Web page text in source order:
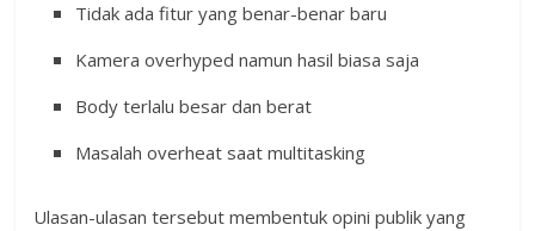
Tidak ada fitur yang benar-benar baru
Kamera overhyped namun hasil biasa saja
Body terlalu besar dan berat
Masalah overheat saat multitasking
Ulasan-ulasan tersebut membentuk opini publik yang